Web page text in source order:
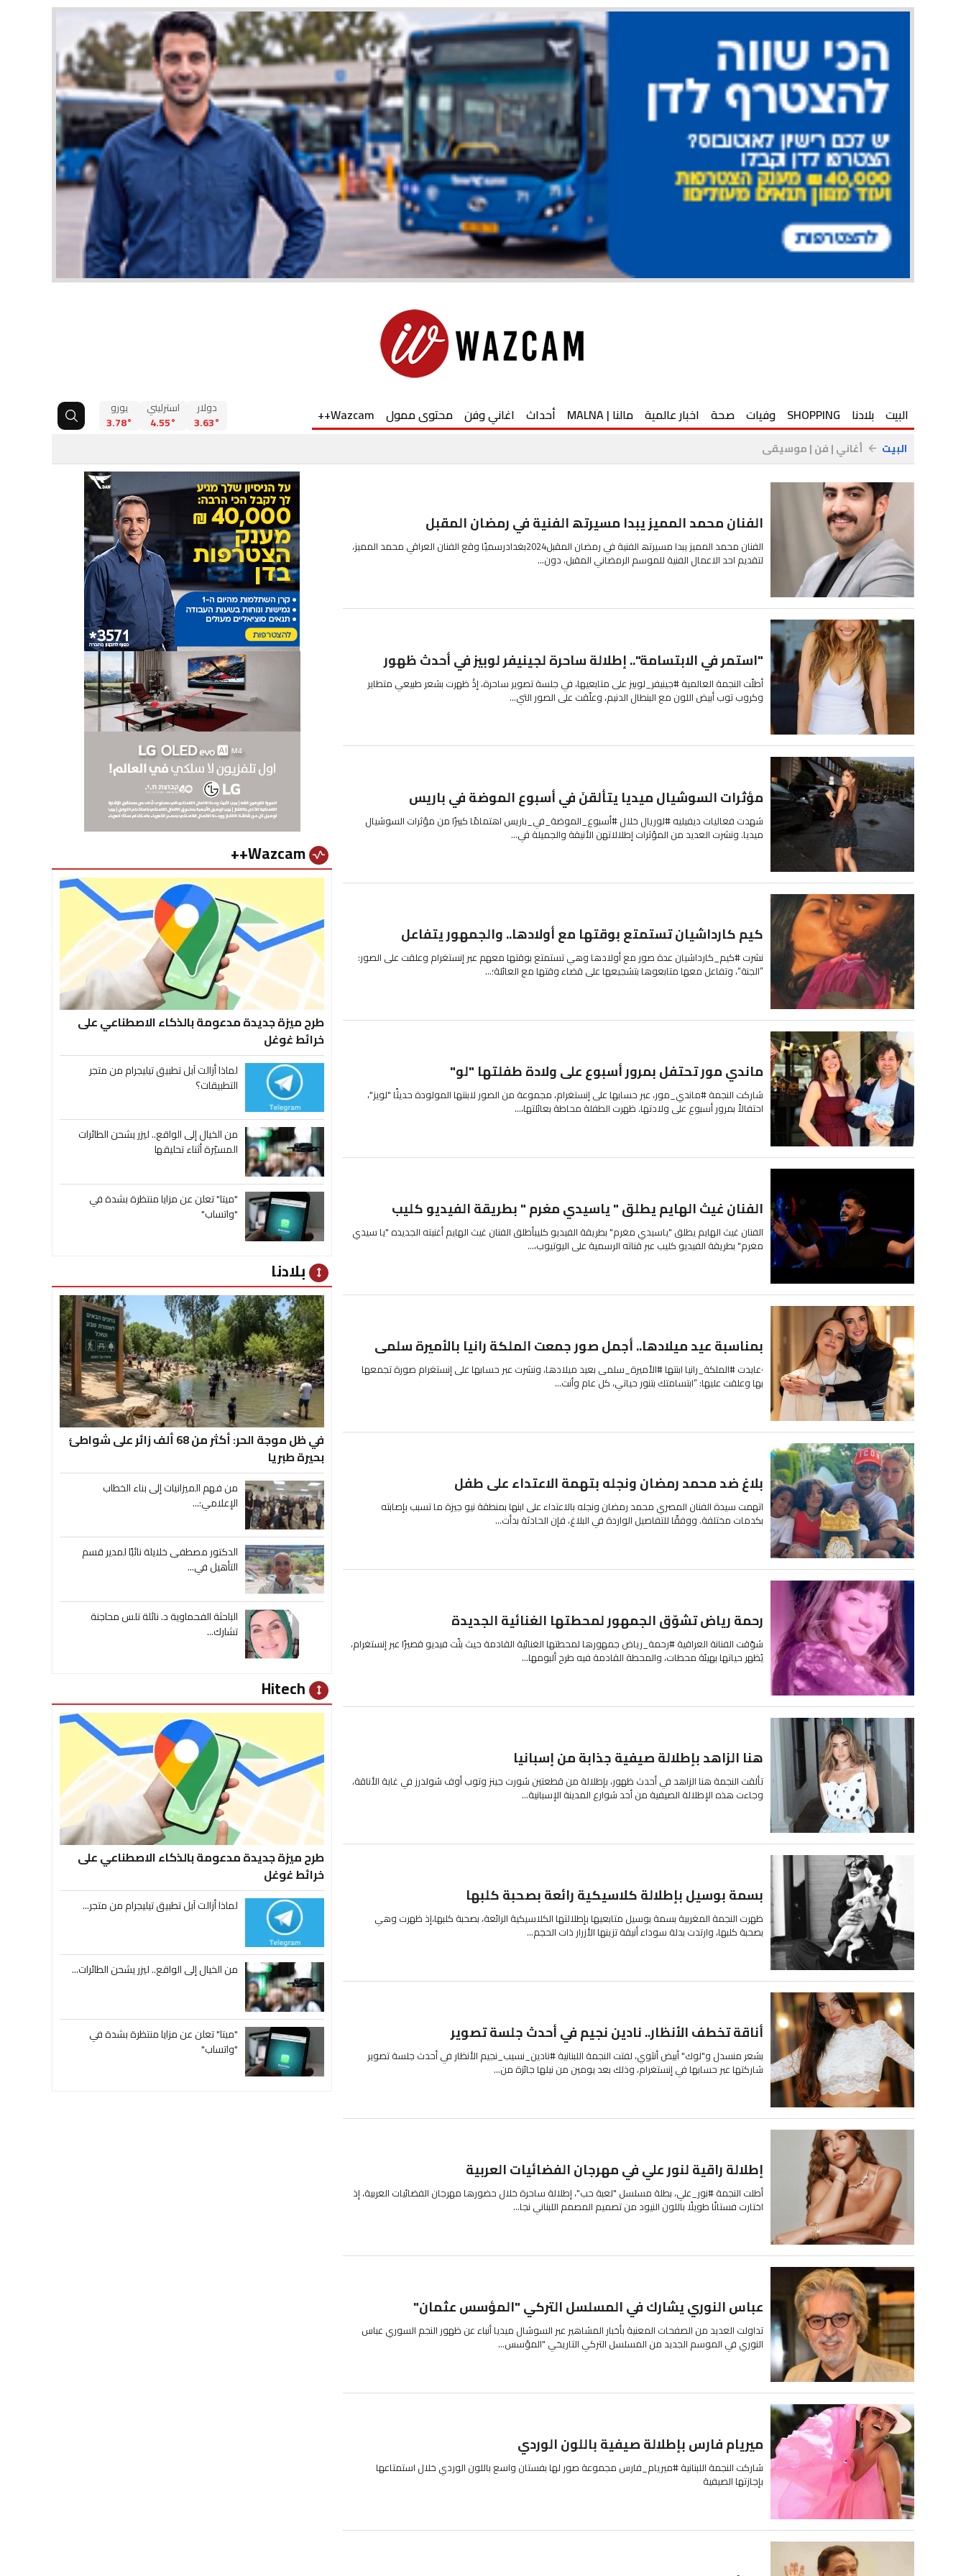
البيت بلادنا SHOPPING وفيات صحة اخبار عالمية مالنا | MALNA أحداث اغاني وفن محتوى ممول Wazcam++ دولار
3.63°
استرليني
4.55°
يورو
3.78°
البيت arrow_back أغاني | فن | موسيقى
الفنان محمد الممیز یبدا مسیرتھ الفنیة في رمضان المقبل
الفنان محمد الممیز یبدا مسیرتھ الفنیة في رمضان المقبل2024بغدادرسمیًا وقع الفنان العراقي محمد الممیز،
لتقدیم احد الاعمال الفنیة للموسم الرمضاني المقبل، دون...
"استمر في الابتسامة".. إطلالة ساحرة لجينيفر لوبيز في أحدث ظهور
أطلّت النجمة العالمية #جينيفر_لوبيز على متابعيها، في جلسة تصوير ساحرة، إذْ ظهرت بشعر طبيعي متطاير
وكروب توب أبيض اللون مع البنطال الدنيم، وعلّقت على الصور التي...
مؤثرات السوشيال ميديا يتألقنَ في أسبوع الموضة في باريس
شهدت فعاليات ديفيليه #لوريال خلال #أسبوع_الموضة_في_باريس اهتمامًا كبيرًا من مؤثرات السوشيال
ميديا. ونشرت العديد من المؤثرات إطلالاتهن الأنيقة والجميلة في...
كيم كارداشيان تستمتع بوقتها مع أولادها.. والجمهور يتفاعل
نشرت #كيم_كارداشيان عدة صور مع أولادها وهي تستمتع بوقتها معهم عبر إنستغرام وعلقت على الصور:
”الجنة“، وتفاعل معها متابعوها بتشجيعها على قضاء وقتها مع العائلة؛...
ماندي مور تحتفل بمرور أسبوع على ولادة طفلتها "لو"
شاركت النجمة #ماندي_مور، عبر حسابها على إنستغرام، مجموعة من الصور لابنتها المولودة حديثًا "لويز"،
احتفالاً بمرور أسبوع على ولادتها. ظهرت الطفلة محاطة بعائلتها،...
الفنان غيث الهايم يطلق " ياسيدي مغرم " بطريقة الفيديو كليب
الفنان غيث الهايم يطلق "ياسيدي مغرم" بطريقة الفيديو كليبأطلق الفنان غيث الهايم أغنيته الجديده "يا سيدي
مغرم" بطريقة الفيديو كليب عبر قناته الرسمية على اليوتيوب،...
بمناسبة عيد ميلادها.. أجمل صور جمعت الملكة رانيا بالأميرة سلمى
·عايدت #الملكة_رانيا ابنتها #الأميرة_سلمى بعيد ميلادها، ونشرت عبر حسابها على إنستغرام صورة تجمعها
بها وعلقت عليها: ”ابتسامتك بتنور حياتي، كل عام وأنت...
بلاغ ضد محمد رمضان ونجله بتهمة الاعتداء على طفل
اتهمت سيدة الفنان المصري محمد رمضان ونجله بالاعتداء على ابنها بمنطقة نيو جيزة ما تسبب بإصابته
بكدمات مختلفة. ووفقًا للتفاصيل الواردة في البلاغ، فإن الحادثة بدأت...
رحمة رياض تشوّق الجمهور لمحطتها الغنائية الجديدة
شوّقت الفنانة العراقية #رحمة_رياض جمهورها لمحطتها الغنائية القادمة حيث بثّت فيديو قصيرًا عبر إنستغرام،
يُظهر حياتها بهيئة محطات، والمحطة القادمة فيه طرح ألبومها...
هنا الزاهد بإطلالة صيفية جذابة من إسبانيا
تألقت النجمة هنا الزاهد في أحدث ظهور، بإطلالة من قطعتين شورت جينز وتوب أوف شولدرز في غاية الأناقة،
وجاءت هذه الإطلالة الصيفية من أحد شوارع المدينة الإسبانية...
بسمة بوسيل بإطلالة كلاسيكية رائعة بصحبة كلبها
ظهرت النجمة المغربية بسمة بوسيل متابعيها بإطلالتها الكلاسيكية الرائعة، بصحبة كلبها،إذ ظهرت وهي
بصحبة كلبها، وارتدت بدلة سوداء أنيقة تزينها الأزرار ذات الحجم...
أناقة تخطف الأنظار.. نادين نجيم في أحدث جلسة تصوير
بشعر منسدل و"لوك" أبيض أنثوي، لفتت النجمة اللبنانية #نادين_نسيب_نجيم الأنظار في أحدث جلسة تصوير
شاركتها عبر حسابها في إنستغرام، وذلك بعد يومين من نيلها جائزة من...
إطلالة راقية لنور علي في مهرجان الفضائيات العربية
أطلت النجمة #نور_علي، بطلة مسلسل "لعبة حب"، إطلالة ساحرة خلال حضورها مهرجان الفضائيات العربية، إذ
اختارت فستانًا طويلًا باللون النيود من تصميم المصمم اللبناني نجا...
عباس النوري يشارك في المسلسل التركي "المؤسس عثمان"
تداولت العديد من الصفحات المعنية بأخبار المشاهير عبر السوشال ميديا أنباء عن ظهور النجم السوري عباس
النوري في الموسم الجديد من المسلسل التركي التاريخي "المؤسس...
ميريام فارس بإطلالة صيفية باللون الوردي
شاركت النجمة اللبنانية #ميريام_فارس مجموعة صور لها بفستان واسع باللون الوردي خلال استمتاعها
بإجازتها الصيفية
vital_signs
طرح ميزة جديدة مدعومة بالذكاء الاصطناعي على
خرائط غوغل
لماذا أزالت آبل تطبيق تيليجرام من متجر
التطبيقات؟
من الخيال إلى الواقع.. ليزر يشحن الطائرات
المسيّرة أثناء تحليقها
"ميتا" تعلن عن مزايا منتظرة بشدة في
"واتساب"
height بلادنا
في ظل موجة الحر: أكثر من 68 ألف زائر على شواطئ
بحيرة طبريا
من فهم الميزانيات إلى بناء الخطاب
الإعلامي:...
الدكتور مصطفى خلايلة نائبًا لمدير قسم
التأهيل في...
الباحثة الفحماوية د. نائلة تلس محاجنة
تشارك...
height
طرح ميزة جديدة مدعومة بالذكاء الاصطناعي على
خرائط غوغل
لماذا أزالت آبل تطبيق تيليجرام من متجر...
من الخيال إلى الواقع.. ليزر يشحن الطائرات...
"ميتا" تعلن عن مزايا منتظرة بشدة في
"واتساب"